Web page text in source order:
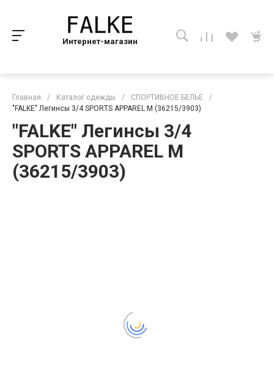
Интернет-магазин
Главная / Каталог одежды / СПОРТИВНОЕ БЕЛЬЕ
/
"FALKE" Легинсы 3/4 SPORTS APPAREL M (36215/3903)
"FALKE" Легинсы 3/4
SPORTS APPAREL M
(36215/3903)